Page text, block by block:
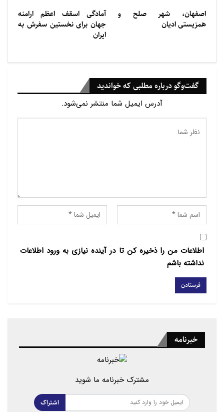
اصفهان، شهر صلح و
همزیستی ادیان
آمادگی اسقف اعظم ارامنه
جهان برای نخستین سفرش به
ایران
گفت‌وگو درباره مطلبی که خواندید
آدرس ایمیل شما منتشر نمی‌شود.
اطلاعات من را ذخیره کن تا در آینده نیازی به ورود اطلاعات
نداشته باشم
خبرنامه
مشترک خبرنامه ما شوید
اشتراک